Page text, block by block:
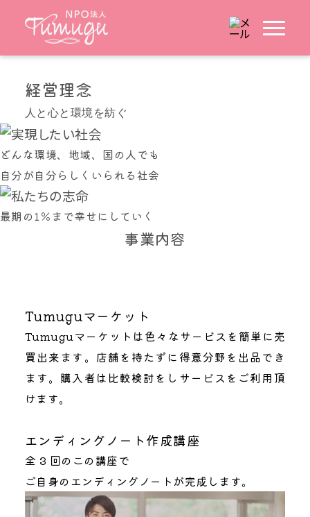
経営理念
人と心と環境を紡ぐ
どんな環境、地域、国の人でも
自分が自分らしくいられる社会
最期の1％まで幸せにしていく
事業内容
Tumuguマーケット
Tumuguマーケットは色々なサービスを簡単に売
買出来ます。店舗を持たずに得意分野を出品でき
ます。購入者は比較検討をしサービスをご利用頂
けます。
エンディングノート作成講座
全 3 回のこの講座で
ご自身のエンディングノートが完成します。